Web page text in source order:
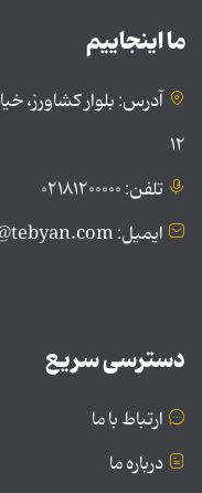
ما اینجاییم
آدرس: بلوار کشاورز،
۱۲
تلفن: ۰۲۱۸۱۲۰۰۰۰۰
ایمیل: public@tebyan.com
دسترسی سریع
ارتباط با ما
درباره ما